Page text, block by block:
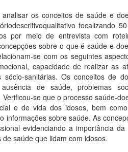
analisar os conceitos de saúde e
focalizando
por meio de entrevista com
sobre o que é saúde e
se com os seguintes
capacidade de realizar as
sócio-sanitárias. Os conceitos de
ausência de saúde, problemas
se que o processo saúde-
e de vida dos idosos, bem
informações sobre saúde. As
evidenciando a importância
saúde que lidam com idosos.